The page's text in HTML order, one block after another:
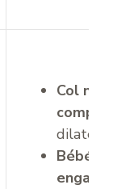
Col non
dilaté
Bébé
engagé